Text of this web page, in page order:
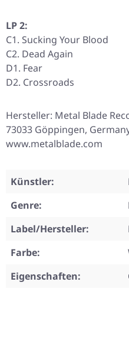
LP 2:
C1. Sucking Your Blood
C2. Dead Again
D1. Fear
D2. Crossroads
Hersteller: Metal Blade
73033 Göppingen,
www.metalblade.com
Künstler:
Genre:
Label/Hersteller:
Farbe:
Eigenschaften: